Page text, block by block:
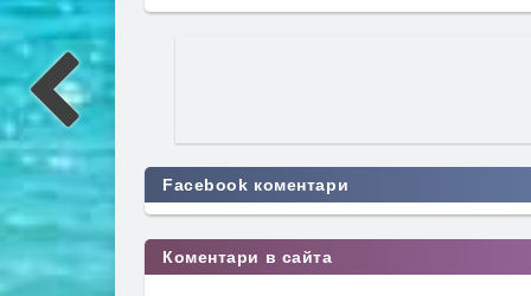
Facebook коментари
Коментари в сайта